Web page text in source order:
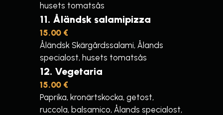
husets tomatsås
11 Åländsk salamipizza
15.00 €
Åländsk Skärgårdssalami, Ålands
specialost, husets tomatsås
12 Vegetaria
15.00 €
Paprika, kronärtskocka, getost,
ruccola, balsamico, Ålands specialost,